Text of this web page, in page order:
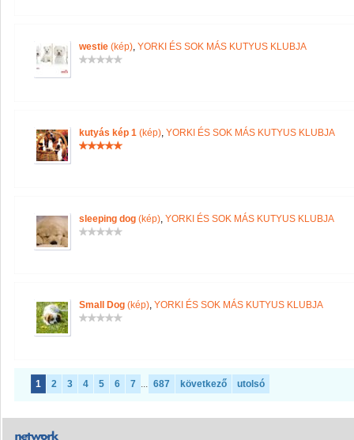
westie (kép), YORKI ÉS SOK MÁS KUTYUS KLUBJA
kutyás kép 1 (kép), YORKI ÉS SOK MÁS KUTYUS KLUBJA
sleeping dog (kép), YORKI ÉS SOK MÁS KUTYUS KLUBJA
Small Dog (kép), YORKI ÉS SOK MÁS KUTYUS KLUBJA
1 2 3 4 5 6 7 ... 687 következő utolsó